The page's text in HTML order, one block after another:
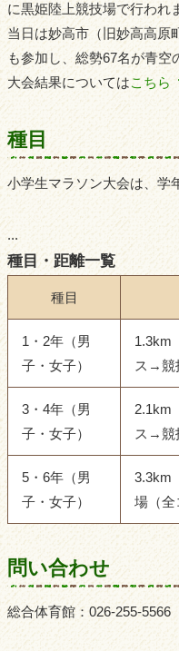
に黒姫陸上競技場で行われ
当日は妙高市（旧妙高高原
も参加し、総勢67名が青
大会結果についてはこちら
種目
小学生マラソン大会は、学
...
種目・距離一覧
種目
1・2年（男
子・女子）
1.3km
ス→競
3・4年（男
子・女子）
2.1km
ス→競
5・6年（男
子・女子）
3.3km
場（全
問い合わせ
総合体育館：026-255-5566